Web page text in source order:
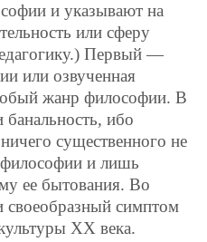
и указывают на
или сферу
Первый —
или озвученная
жанр философии. В
ибо
существенного не
и лишь
ее бытования. Во
своеобразный симптом
ХХ века.